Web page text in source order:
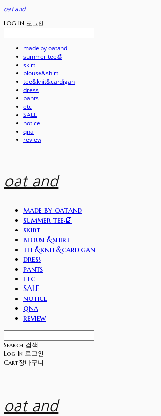
oat and
LOG IN 로그인
made by oatand
summer tee👒
skirt
blouse&shirt
tee&knit&cardigan
dress
pants
etc
SALE
notice
qna
review
oat and
made by oatand
summer tee👒
skirt
blouse&shirt
tee&knit&cardigan
dress
pants
etc
SALE
notice
qna
review
Search 검색
Log In 로그인
Cart장바구니
oat and